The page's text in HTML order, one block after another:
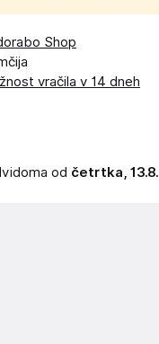
Shop
vračila v 14 dneh
od četrtka, 13.8.